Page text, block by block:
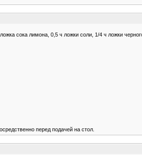
сока лимона, 0,5 ч ложки соли, 1/4 ч ложки
перед подачей на стол.